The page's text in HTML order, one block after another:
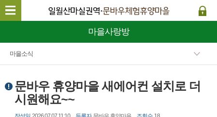
마을사랑방
마을소식
문바우 휴양마을 새에어컨 설치로 더
시원해요~~